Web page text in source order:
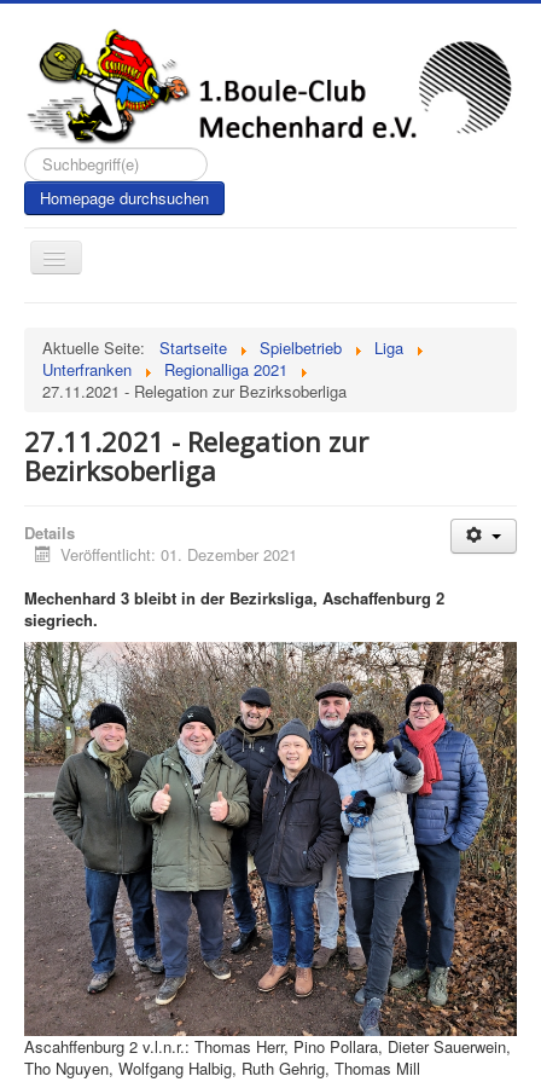
Suchen...
Homepage durchsuchen
Toggle
Navigation
Aktuelle Seite: Startseite Spielbetrieb
Liga
Unterfranken
Regionalliga 2021
27.11.2021 - Relegation zur Bezirksoberliga
27.11.2021 - Relegation zur
Bezirksoberliga
Details
Veröffentlicht: 01. Dezember 2021
Mechenhard 3 bleibt in der Bezirksliga, Aschaffenburg 2
siegriech.
Ascahffenburg 2 v.l.n.r.: Thomas Herr, Pino Pollara, Dieter Sauerwein,
Tho Nguyen, Wolfgang Halbig, Ruth Gehrig, Thomas Mill